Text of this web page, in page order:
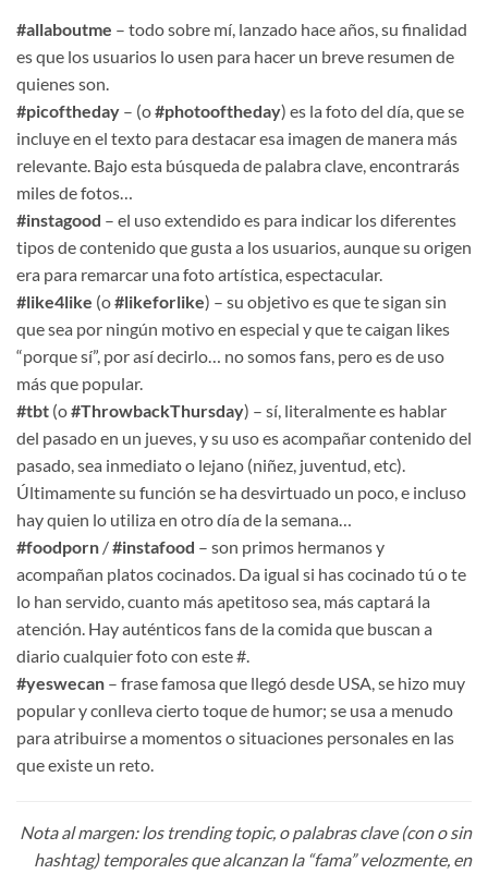
#allaboutme – todo sobre mí, lanzado hace años, su finalidad
es que los usuarios lo usen para hacer un breve resumen de
quienes son.
#picoftheday – (o#photooftheday) es la foto del día, que se
incluye en el texto para destacar esa imagen de manera más
relevante. Bajo esta búsqueda de palabra clave, encontrarás
miles de fotos…
#instagood – el uso extendido es para indicar los diferentes
tipos de contenido que gusta a los usuarios, aunque su origen
era para remarcar una foto artística, espectacular.
#like4like (o#likeforlike) – su objetivo es que te sigan sin
que sea por ningún motivo en especial y que te caigan likes
“porque sí”, por así decirlo… no somos fans, pero es de uso
más que popular.
#tbt (o#ThrowbackThursday) – sí, literalmente es hablar
del pasado en un jueves, y su uso es acompañar contenido del
pasado, sea inmediato o lejano (niñez, juventud, etc).
Últimamente su función se ha desvirtuado un poco, e incluso
hay quien lo utiliza en otro día de la semana…
#foodporn /#instafood – son primos hermanos y
acompañan platos cocinados. Da igual si has cocinado tú o te
lo han servido, cuanto más apetitoso sea, más captará la
atención. Hay auténticos fans de la comida que buscan a
diario cualquier foto con este #.
#yeswecan – frase famosa que llegó desde USA, se hizo muy
popular y conlleva cierto toque de humor; se usa a menudo
para atribuirse a momentos o situaciones personales en las
que existe un reto.
Nota al margen: los trending topic, o palabras clave (con o sin
hashtag) temporales que alcanzan la “fama” velozmente, en